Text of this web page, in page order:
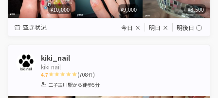
¥10,000 ¥9,000 ¥8,500
空き状況 今日 × 明日 × 明後日 ◯
kiki_nail
kiki nail
4.7
1 2 3 4 5
(708件)
二子玉川駅から徒歩5分